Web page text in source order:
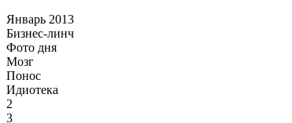
Январь 2013
Бизнес-линч
Фото дня
Мозг
Понос
Идиотека
2
3